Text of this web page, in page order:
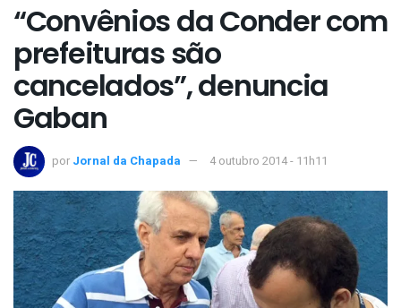
“Convênios da Conder com
prefeituras são
cancelados”, denuncia
Gaban
por Jornal da Chapada 4 outubro 2014 - 11h11